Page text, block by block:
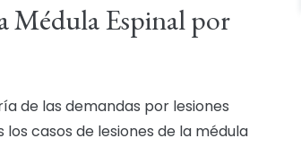
Médula Espinal por
de las demandas por lesiones
los casos de lesiones de la médula